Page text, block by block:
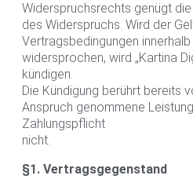
Widerspruchsrechts genügt
des Widerspruchs. Wird der
Vertragsbedingungen
widersprochen, wird „Kartina
kündigen.
Die Kündigung berührt bereits
Anspruch genommene
Zahlungspflicht
nicht.
§1. Vertragsgegenstand